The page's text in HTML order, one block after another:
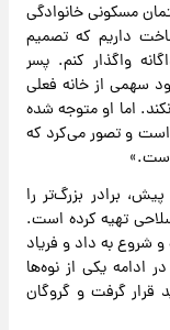
مسکونی خانوادگی
داریم که تصمیم
واگذار کنم. پسر
سهمی از خانه فعلی
اما او متوجه شده
است و تصور می‌کرد که
برادر بزرگ‌تر را
تهیه کرده است.
شروع به داد و فریاد
ادامه یکی از نوه‌ها
قرار گرفت و گروگان